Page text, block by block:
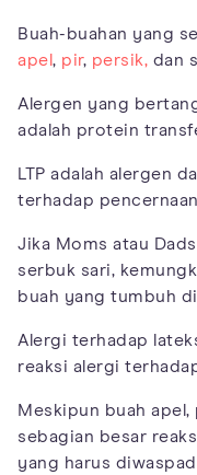
Buah-buahan yang
apel, pir, persik, dan
Alergen yang
adalah protein
LTP adalah alergen
terhadap
Jika Moms atau
serbuk sari,
buah yang tumbuh
Alergi terhadap
reaksi alergi
Meskipun buah
sebagian besar
yang harus